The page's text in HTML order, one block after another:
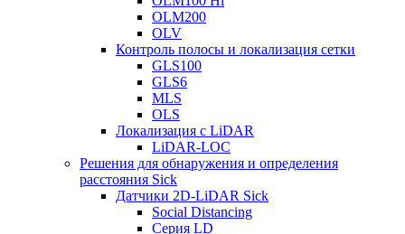
OLM200
OLV
Контроль полосы и локализация сетки
GLS100
GLS6
MLS
OLS
Локализация с LiDAR
LiDAR-LOC
Решения для обнаружения и определения
расстояния Sick
Датчики 2D-LiDAR Sick
Social Distancing
Серия LD